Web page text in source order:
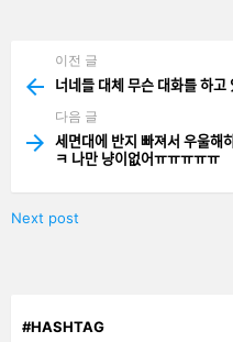
more
이전 글
너네들 대체 무슨 대화를
다음 글
세면대에 반지 빠져서
ㅋ 나만 냥이없어ㅠㅠㅠㅠㅠ
Next post
#HASHTAG